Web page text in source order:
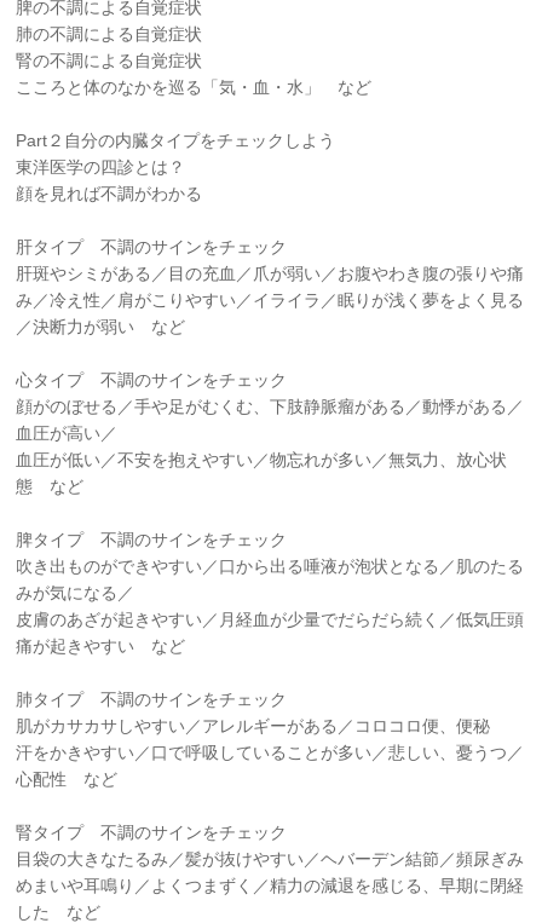
脾の不調による自覚症状
肺の不調による自覚症状
腎の不調による自覚症状
こころと体のなかを巡る「気・血・水」 など
Part２自分の内臓タイプをチェックしよう
東洋医学の四診とは？
顔を見れば不調がわかる
肝タイプ 不調のサインをチェック
肝斑やシミがある／目の充血／爪が弱い／お腹やわき腹の張りや痛
み／冷え性／肩がこりやすい／イライラ／眠りが浅く夢をよく見る
／決断力が弱い など
心タイプ 不調のサインをチェック
顔がのぼせる／手や足がむくむ、下肢静脈瘤がある／動悸がある／
血圧が高い／
血圧が低い／不安を抱えやすい／物忘れが多い／無気力、放心状
態 など
脾タイプ 不調のサインをチェック
吹き出ものができやすい／口から出る唾液が泡状となる／肌のたる
みが気になる／
皮膚のあざが起きやすい／月経血が少量でだらだら続く／低気圧頭
痛が起きやすい など
肺タイプ 不調のサインをチェック
肌がカサカサしやすい／アレルギーがある／コロコロ便、便秘
汗をかきやすい／口で呼吸していることが多い／悲しい、憂うつ／
心配性 など
腎タイプ 不調のサインをチェック
目袋の大きなたるみ／髪が抜けやすい／ヘバーデン結節／頻尿ぎみ
めまいや耳鳴り／よくつまずく／精力の減退を感じる、早期に閉経
した など